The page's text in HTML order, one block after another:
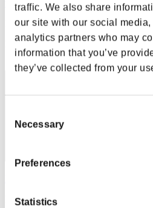
traffic. We also share
our site with our social
analytics partners who may
information that you’ve
they’ve collected from your
Selection
Necessary
Preferences
Statistics
yoppiy
Punteggio:Lv:37/03'34"72
Posizione
32
Punteggio:Lv:39/04'44"55